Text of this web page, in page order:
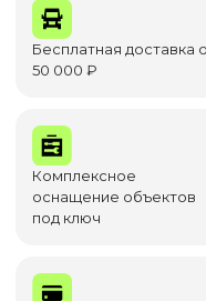
Бесплатная доставка
50 000 ₽
Комплексное
оснащение объектов
под ключ